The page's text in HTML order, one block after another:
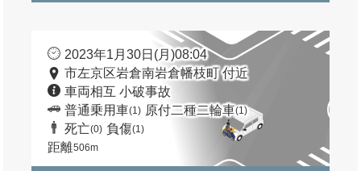
2023年1月30日(月)08:04
市左京区岩倉南岩倉幡枝町 付近
車両相互 小破事故
普通乗用車(1) 原付二種二輪車(1)
死亡(0) 負傷(1)
距離506m